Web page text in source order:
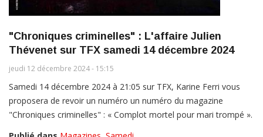
"Chroniques criminelles" : L'affaire Julien
Thévenet sur TFX samedi 14 décembre 2024
jeudi 12 décembre 2024 - 15:15
Samedi 14 décembre 2024 à 21:05 sur TFX, Karine Ferri vous
proposera de revoir un numéro un numéro du magazine
"Chroniques criminelles" : « Complot mortel pour mari trompé ».